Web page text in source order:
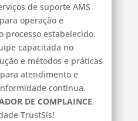
de suporte AMS
operação e
processo estabelecido.
capacitada no
e métodos e práticas
atendimento e
continua.
DE COMPLAINCE.
TrustSis!